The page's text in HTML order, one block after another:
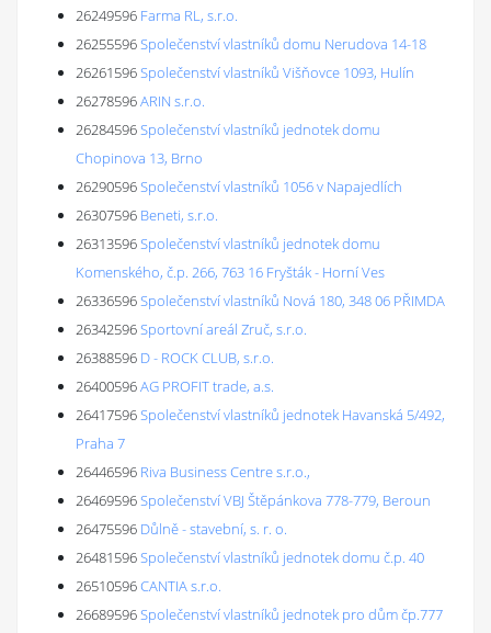
26249596 Farma RL, s.r.o.
26255596Společenství vlastníků domu Nerudova 14-18
26261596Společenství vlastníků Višňovce 1093, Hulín
26278596ARIN s.r.o.
26284596Společenství vlastníků jednotek domu
Chopinova 13, Brno
26290596Společenství vlastníků 1056 v Napajedlích
26307596 Beneti, s.r.o.
26313596Společenství vlastníků jednotek domu
Komenského, č.p. 266, 763 16 Fryšták - Horní Ves
26336596Společenství vlastníků Nová 180, 348 06 PŘIMDA
26342596Sportovní areál Zruč, s.r.o.
26388596 D - ROCK CLUB, s.r.o.
26400596AG PROFIT trade, a.s.
26417596Společenství vlastníků jednotek Havanská 5/492,
Praha 7
26446596 Riva Business Centre s.r.o.,
26469596Společenství VBJ Štěpánkova 778-779, Beroun
26475596 Důlně - stavební, s. r. o.
26481596Společenství vlastníků jednotek domu č.p. 40
26510596CANTIA s.r.o.
26689596Společenství vlastníků jednotek pro dům čp.777